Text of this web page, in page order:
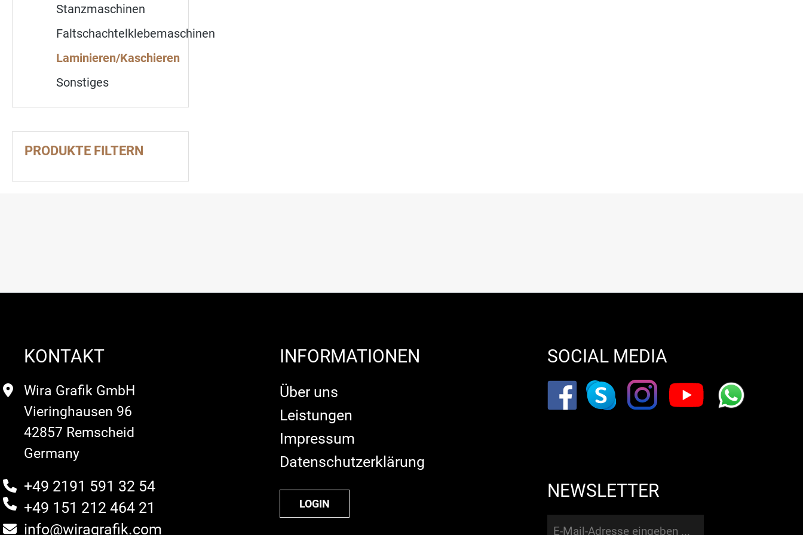
Stanzmaschinen
Faltschachtelklebemaschinen
Laminieren/Kaschieren
Sonstiges
PRODUKTE FILTERN
KONTAKT
Wira Grafik GmbH
Vieringhausen 96
42857 Remscheid
Germany
+49 2191 591 32 54
+49 151 212 464 21
info@wiragrafik.com
INFORMATIONEN
Über uns
Leistungen
Impressum
Datenschutzerklärung
LOGIN
SOCIAL MEDIA
NEWSLETTER